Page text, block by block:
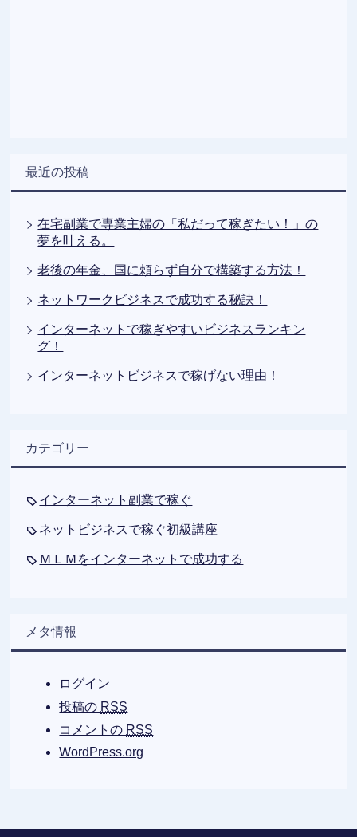
最近の投稿
在宅副業で専業主婦の「私だって稼ぎたい！」の
夢を叶える。
老後の年金、国に頼らず自分で構築する方法！
ネットワークビジネスで成功する秘訣！
インターネットで稼ぎやすいビジネスランキン
グ！
インターネットビジネスで稼げない理由！
カテゴリー
インターネット副業で稼ぐ
ネットビジネスで稼ぐ初級講座
ＭＬＭをインターネットで成功する
メタ情報
ログイン
投稿の RSS
コメントの RSS
WordPress.org